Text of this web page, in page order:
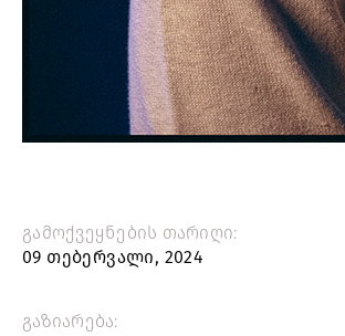
გამოქვეყნების თარიღი:
09 თებერვალი, 2024
გაზიარება: